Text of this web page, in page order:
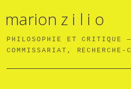
marion z i l i o
PHILOSOPHIE ET CRITIQUE
COMMISSARIAT, RECHERCHE-